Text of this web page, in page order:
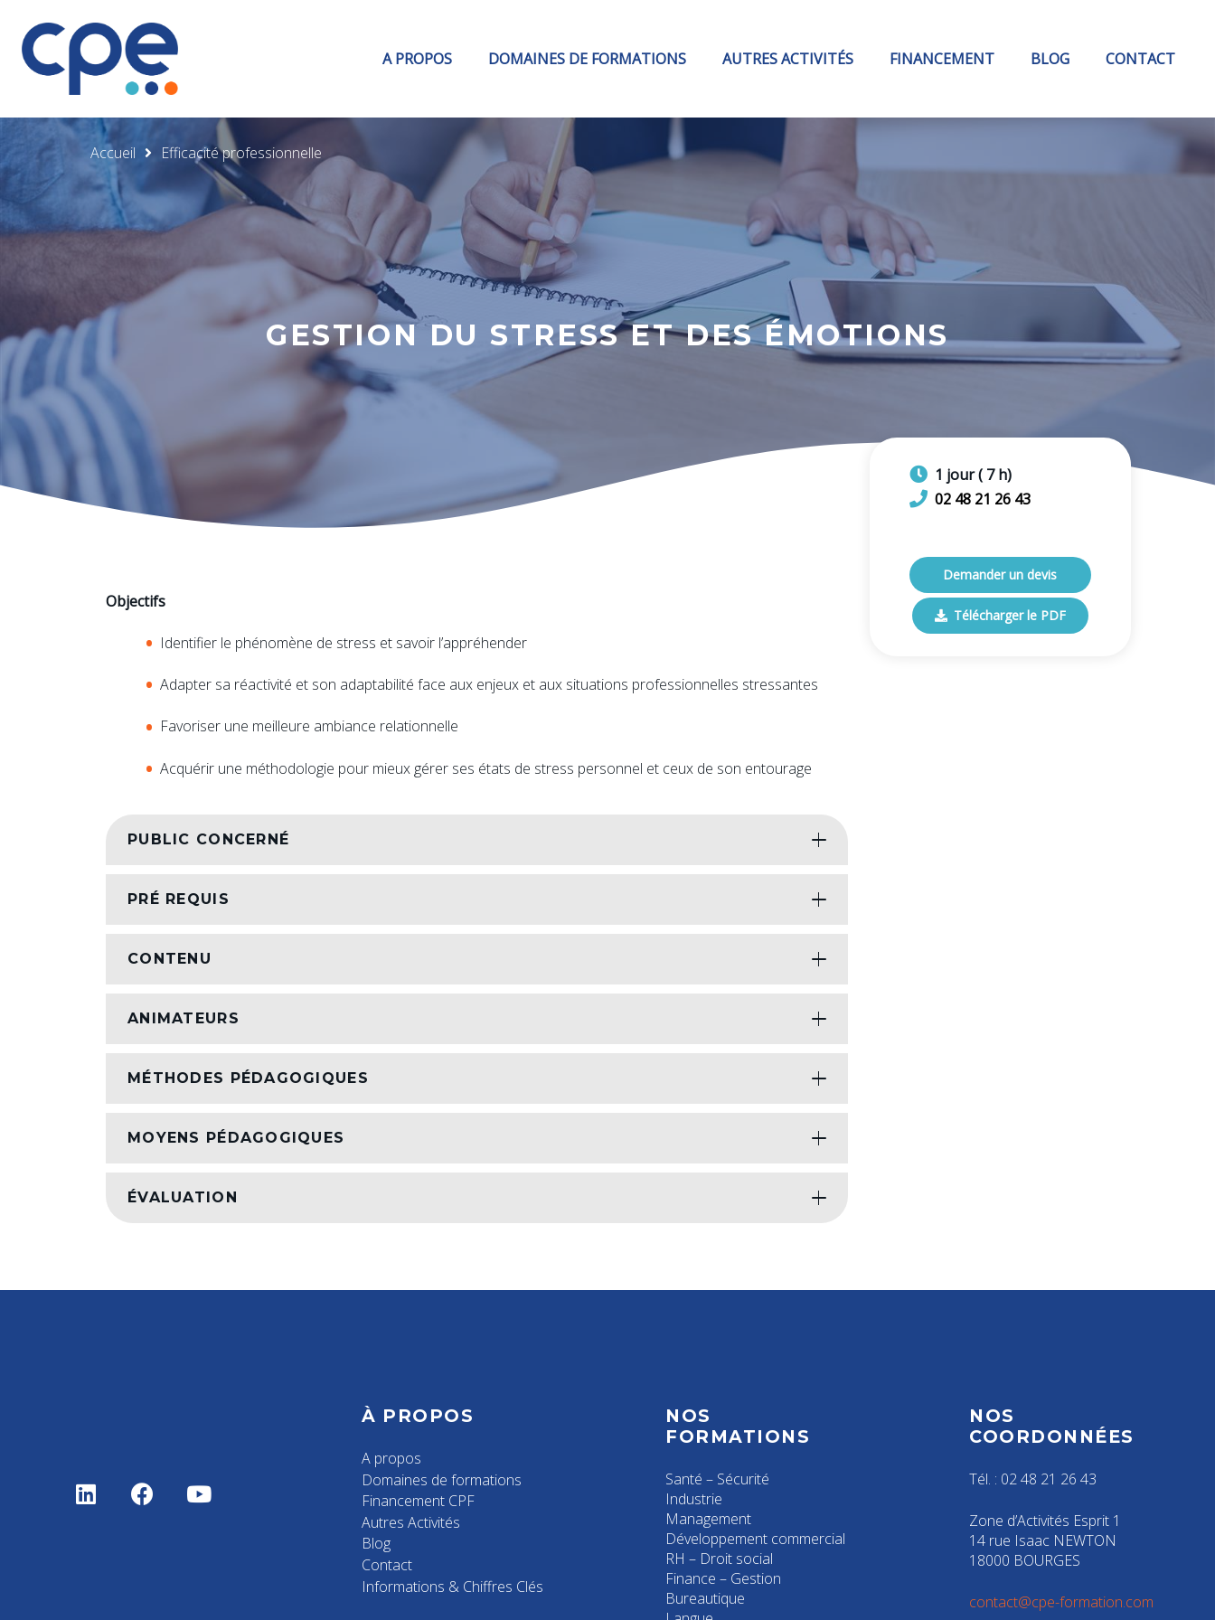
A PROPOS DOMAINES DE FORMATIONS AUTRES ACTIVITÉS FINANCEMENT BLOG CONTACT
Accueil Efficacité professionnelle
GESTION DU STRESS ET DES ÉMOTIONS
Objectifs
Identifier le phénomène de stress et savoir l’appréhender
Adapter sa réactivité et son adaptabilité face aux enjeux et aux situations professionnelles stressantes
Favoriser une meilleure ambiance relationnelle
Acquérir une méthodologie pour mieux gérer ses états de stress personnel et ceux de son entourage
PUBLIC CONCERNÉ
PRÉ REQUIS
CONTENU
ANIMATEURS
MÉTHODES PÉDAGOGIQUES
MOYENS PÉDAGOGIQUES
ÉVALUATION
1 jour ( 7h)
02 48 21 26 43
Demander un devis
Télécharger le PDF
À PROPOS
A propos
Domaines de formations
Financement CPF
Autres Activités
Blog
Contact
Informations & Chiffres Clés
NOS
FORMATIONS
Santé – Sécurité
Industrie
Management
Développement commercial
RH – Droit social
Finance – Gestion
Bureautique
NOS
COORDONNÉES
Tél. : 02 48 21 26 43
Zone d’Activités Esprit 1
14 rue Isaac NEWTON
18000 BOURGES
contact@cpe-formation.com